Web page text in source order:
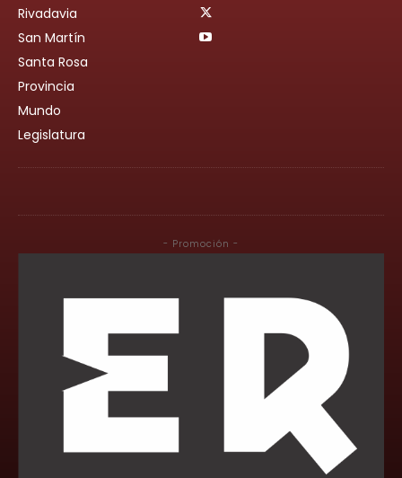
Rivadavia
San Martín
Santa Rosa
Provincia
Mundo
Legislatura
- Promoción -